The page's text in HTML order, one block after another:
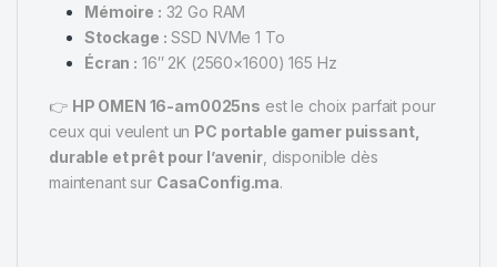
Mémoire : 32 Go RAM
Stockage : SSD NVMe 1 To
Écran : 16″ 2K (2560×1600) 165 Hz
👉 HP OMEN 16-am0025ns est le choix parfait pour
ceux qui veulent un PC portable gamer puissant,
durable et prêt pour l’avenir, disponible dès
maintenant sur CasaConfig.ma.